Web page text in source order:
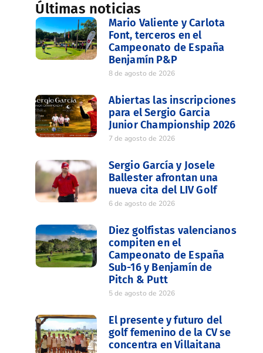
Últimas noticias
Mario Valiente y Carlota
Font, terceros en el
Campeonato de España
Benjamín P&P
8 de agosto de 2026
Abiertas las inscripciones
para el Sergio Garcia
Junior Championship 2026
7 de agosto de 2026
Sergio García y Josele
Ballester afrontan una
nueva cita del LIV Golf
6 de agosto de 2026
Diez golfistas valencianos
compiten en el
Campeonato de España
Sub-16 y Benjamín de
Pitch & Putt
5 de agosto de 2026
El presente y futuro del
golf femenino de la CV se
concentra en Villaitana